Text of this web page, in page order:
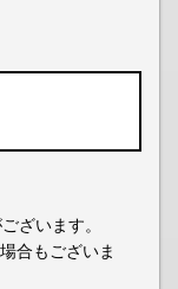
ございます。
合もございま